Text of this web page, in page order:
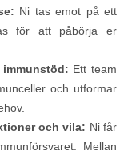
Ni tas emot på ett
för att påbörja er
Ett team
och utformar
och vila: Ni får
Mellan